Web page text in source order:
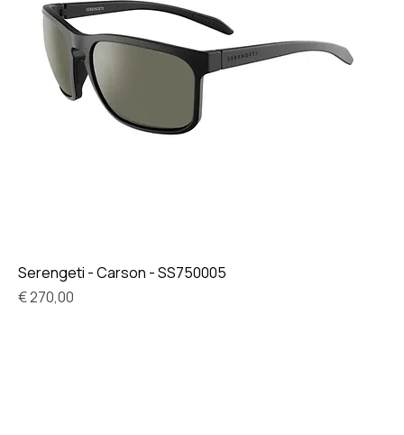
Serengeti - Carson - SS750005
Prijs
€ 270,00